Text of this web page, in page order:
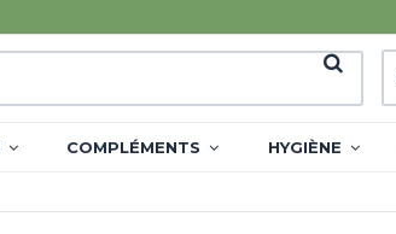
COMPLÉMENTS HYGIÈNE